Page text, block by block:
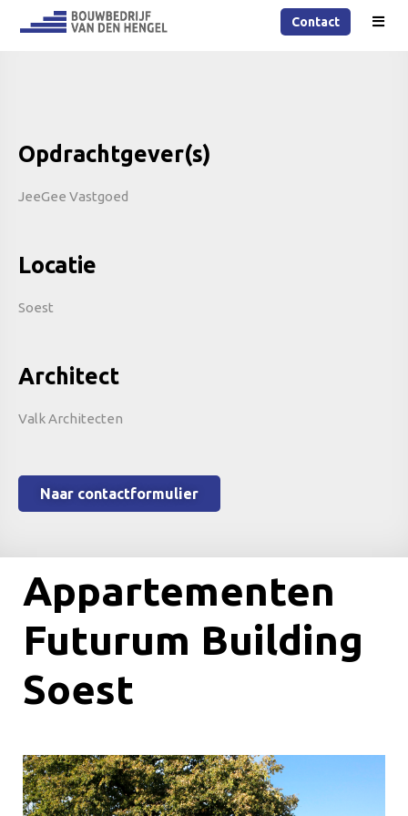
Contact
Opdrachtgever(s)
JeeGee Vastgoed
Locatie
Soest
Architect
Valk Architecten
Naar contactformulier
Appartementen
Futurum Building
Soest